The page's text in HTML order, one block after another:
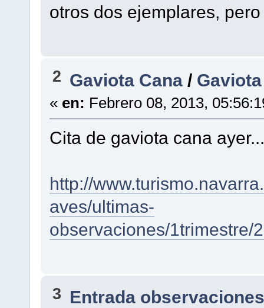
otros dos ejemplares,
2 Gaviota Cana /
« en: Febrero 08, 2013,
Cita de gaviota cana ayer...
http://
aves/ultimas-
observaciones/1trimestre/
3 Entrada